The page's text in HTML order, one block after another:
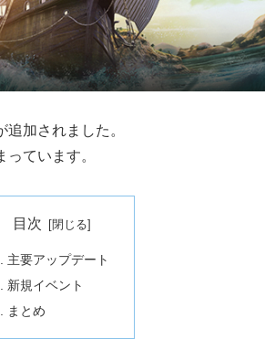
加されました。
ています。
目次
主要アップデート
新規イベント
まとめ